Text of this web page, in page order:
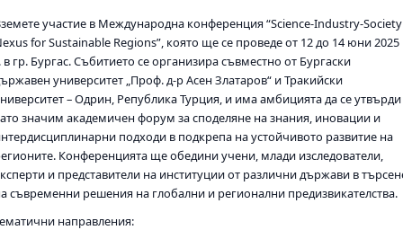
участие в Международна конференция “Science-Industry-Society
for Sustainable Regions”, която ще се проведе от 12 до 14 юни 2025
в гр. Бургас. Събитието се организира съвместно от Бургаски
университет „Проф. д-р Асен Златаров“ и Тракийски
– Одрин, Република Турция, и има амбицията да се утвърди
значим академичен форум за споделяне на знания, иновации и
подходи в подкрепа на устойчивото развитие на
Конференцията ще обедини учени, млади изследователи,
и представители на институции от различни държави в
съвременни решения на глобални и регионални предизвикателства.
направления: